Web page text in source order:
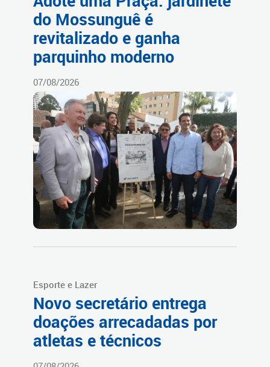
do Mossunguê é
revitalizado e ganha
parquinho moderno
07/08/2026
Esporte e Lazer
Novo secretário entrega
doações arrecadadas por
atletas e técnicos